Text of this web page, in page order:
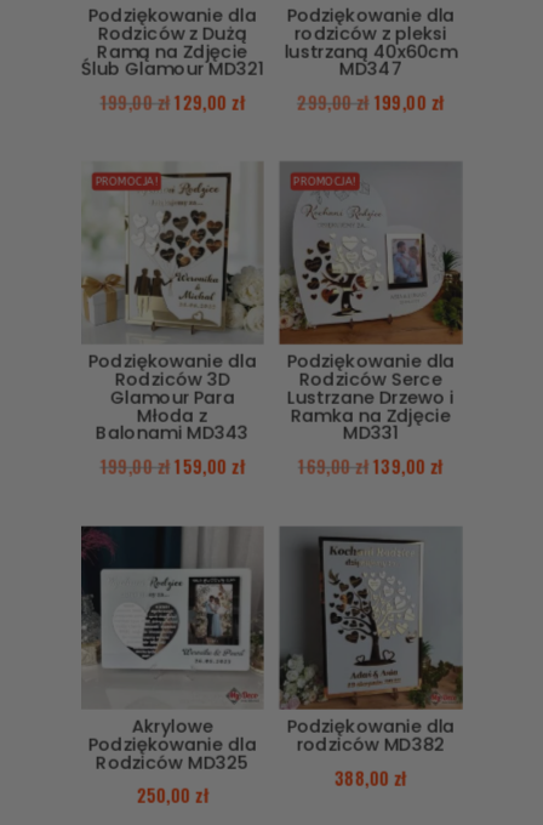
Podziękowanie dla
Rodziców z Dużą
Ramą na Zdjęcie
Ślub Glamour MD321
199,00 zł129,00 zł
Podziękowanie dla
rodziców z pleksi
lustrzaną 40x60cm
MD347
299,00 zł 199,00 zł
PROMOCJA!
Podziękowanie dla
Rodziców 3D
Glamour Para
Młoda z
Balonami MD343
199,00zł159,00 zł
PROMOCJA!
Podziękowanie dla
Rodziców Serce
Lustrzane Drzewo i
Ramka na Zdjęcie
MD331
169,00zł139,00 zł
Akrylowe
Podziękowanie dla
Rodziców MD325
250,00zł
Podziękowanie dla
rodziców MD382
388,00 zł